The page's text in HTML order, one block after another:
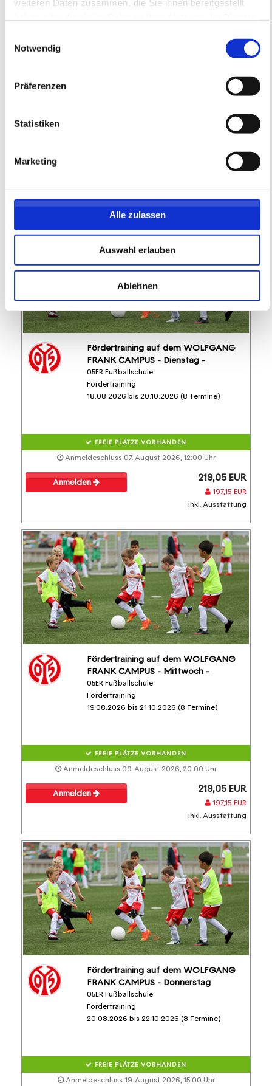
weiteren Daten zusammen, die Sie ihnen bereitgestellt
Notwendig
Präferenzen
Statistiken
Marketing
Alle zulassen
Auswahl erlauben
Ablehnen
219,05 EUR
inkl. Ausstattung
Fördertraining auf dem WOLFGANG
FRANK CAMPUS - Dienstag -
05ER Fußballschule
Fördertraining
18.08.2026 bis 20.10.2026 (8 Termine)
FREIE PLÄTZE VORHANDEN
Anmeldeschluss 07. August 2026, 12:00 Uhr
Anmelden 219,05 EUR
197,15 EUR
inkl. Ausstattung
Fördertraining auf dem WOLFGANG
FRANK CAMPUS - Mittwoch -
05ER Fußballschule
Fördertraining
19.08.2026 bis 21.10.2026 (8 Termine)
FREIE PLÄTZE VORHANDEN
Anmeldeschluss 09. August 2026, 20:00 Uhr
Anmelden 219,05 EUR
197,15 EUR
inkl. Ausstattung
Fördertraining auf dem WOLFGANG
FRANK CAMPUS - Donnerstag
05ER Fußballschule
Fördertraining
20.08.2026 bis 22.10.2026 (8 Termine)
FREIE PLÄTZE VORHANDEN
Anmeldeschluss 19. August 2026, 15:00 Uhr